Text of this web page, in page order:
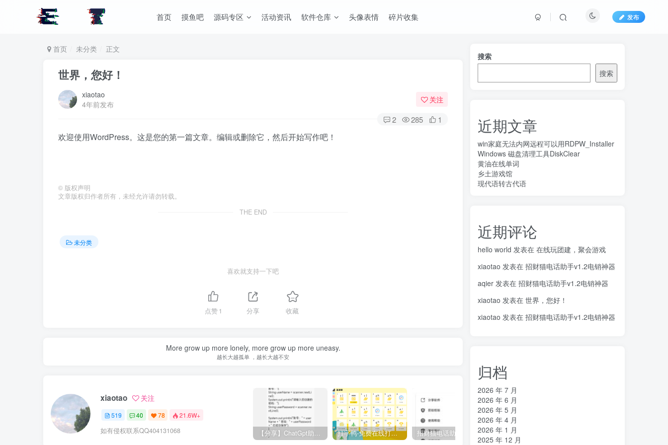
首页 摸鱼吧 源码专区 活动资讯 软件仓库 头像表情 碎片收集 发布
首页 未分类 正文
世界，您好！
xiaotao
4年前发布
关注
2 285 1
欢迎使用WordPress。这是您的第一篇文章。编辑或删除它，然后开始写作吧！
© 版权声明
文章版权归作者所有，未经允许请勿转载。
THE END
未分类
喜欢就支持一下吧
点赞1 分享 收藏
More grow up more lonely, more grow up more uneasy.
越长大越孤单 ，越长大越不安
xiaotao 关注
519 40 78 21.6W+
如有侵权联系QQ404131068 打字鸭-免费在线打字练习平台 招财猫电话助手v1.2电销神器 在线cs摸鱼神器
搜索
搜索
近期文章
win家庭无法内网远程可以用RDPW_Installer
Windows 磁盘清理工具DiskClear
黄油在线单词
乡土游戏馆
现代语转古代语
近期评论
hello world 发表在 在线玩团建，聚会游戏
xiaotao 发表在 招财猫电话助手v1.2电销神器
aqier 发表在 招财猫电话助手v1.2电销神器
xiaotao 发表在 世界，您好！
xiaotao 发表在 招财猫电话助手v1.2电销神器
归档
2026 年 7 月
2026 年 6 月
2026 年 5 月
2026 年 4 月
2026 年 1 月
2025 年 12 月